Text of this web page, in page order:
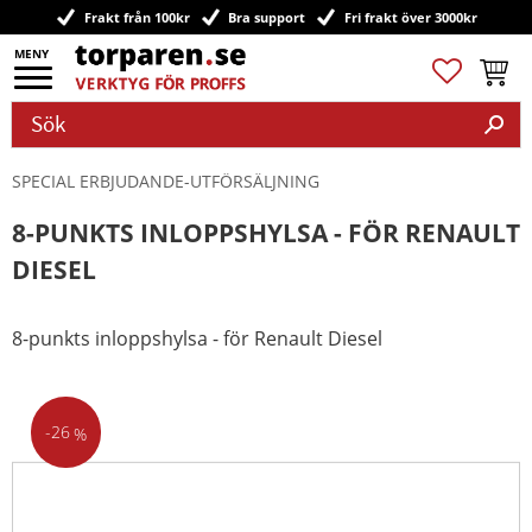
Meny
Frakt från 100kr Bra support Fri frakt över 3000kr
Favoriter
SPECIAL ERBJUDANDE-UTFÖRSÄLJNING
8-PUNKTS INLOPPSHYLSA - FÖR RENAULT
DIESEL
8-punkts inloppshylsa - för Renault Diesel
26%